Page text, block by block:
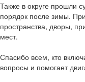
Также в округе прошли
порядок после зимы.
пространства, дворы,
мест.
Спасибо всем, кто
вопросы и помогает